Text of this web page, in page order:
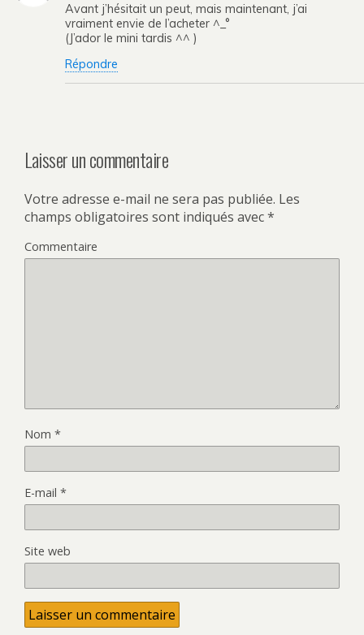
Avant j’hésitait un peut, mais maintenant, j’ai
vraiment envie de l’acheter ^_°
(J’ador le mini tardis ^^ )
Répondre
Laisser un commentaire
Votre adresse e-mail ne sera pas publiée. Les
champs obligatoires sont indiqués avec*
Commentaire
Nom *
E-mail *
Site web